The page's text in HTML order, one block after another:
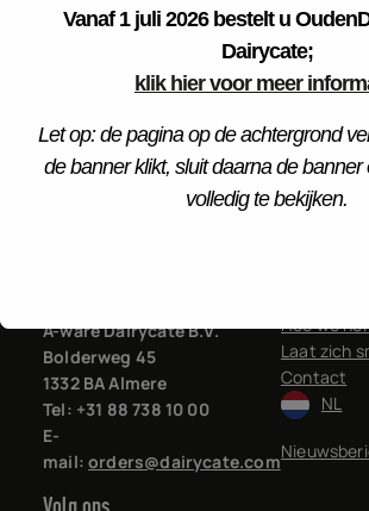
Home Danielle
A-ware Dairycate B.V.
Bolderweg 45
1332 BA Almere
Tel: +31 88 738 10 00
E-
mail:orders@dairycate.com
Hoe we
Laat zich
Contact
NL
Vanaf 1 juli 2026 bestelt u
Dairycate;
klik hier voor meer
Let op: de pagina op de achtergrond
de banner klikt, sluit daarna de
volledig te bekijken.